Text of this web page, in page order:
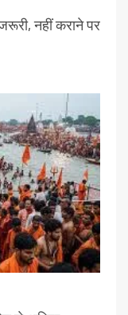
नहीं कराने पर